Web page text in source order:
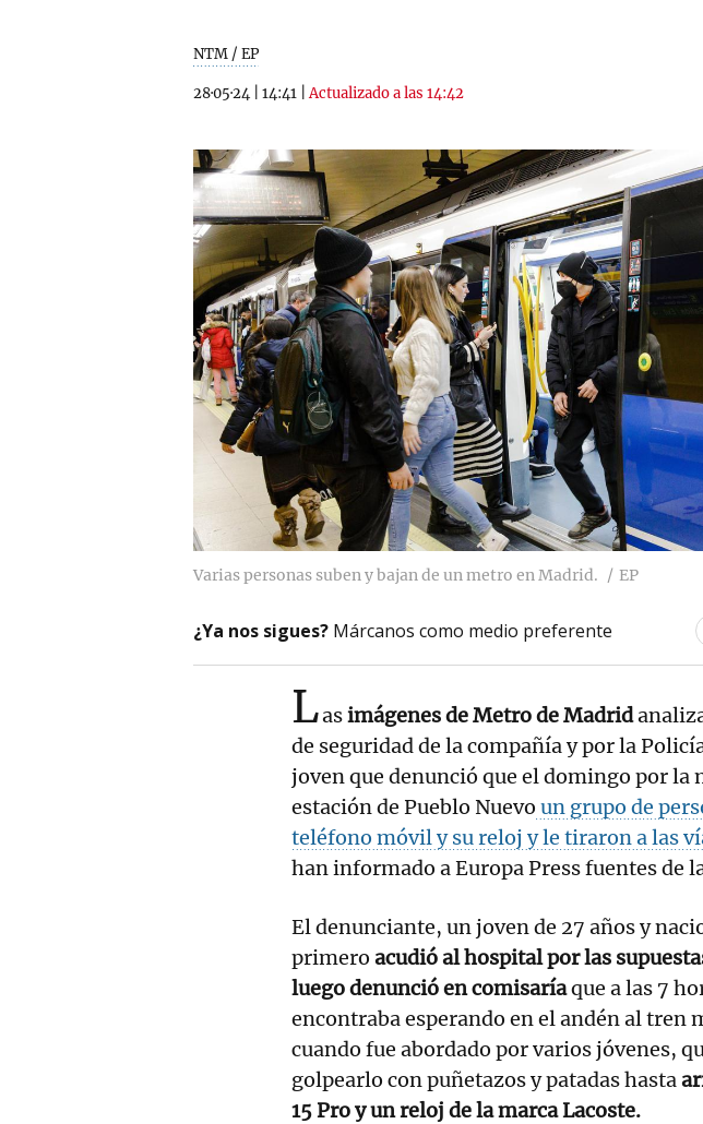
NTM / EP
28·05·24 14:41 |Actualizado a las 14:42
Varias personas suben y bajan de un metro en Madrid. EP
¿Ya nos sigues? Márcanos como medio preferente
Lasimágenes de Metro de Madrid
de seguridad de la compañía y por la
joven que denunció que el domingo por la
estación de Pueblo Nuevo un grupo de
teléfono móvil y su reloj y le tiraron a las
han informado a Europa Press fuentes de
El denunciante, un joven de 27 años y
primero acudió al hospital por las
luego denunció en comisaríaque a las 7
encontraba esperando en el andén al tren
cuando fue abordado por varios jóvenes,
golpearlo con puñetazos y patadas hasta
15 Pro y un reloj de la marca Lacoste.